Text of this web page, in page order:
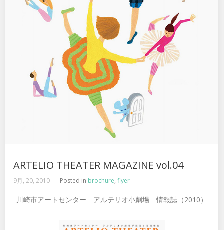
ARTELIO THEATER MAGAZINE vol.04
9月, 20, 2010 Posted in brochure,flyer
川崎市アートセンター アルテリオ小劇場 情報誌（2010）